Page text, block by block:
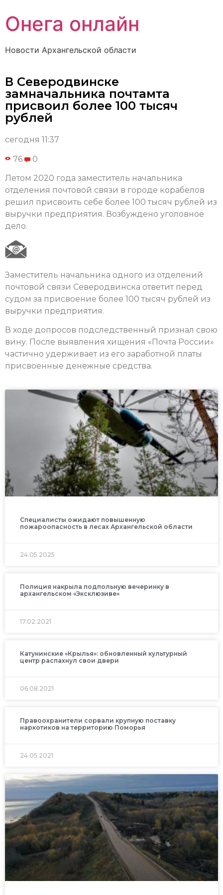
Онега онлайн
Новости Архангельской области
В Северодвинске
замначальника почтамта
присвоил более 100 тысяч
рублей
сегодня 11:37
76 0
Летом 2020 года заместитель начальника
отделения почтовой связи в городе корабелов
решил присвоить себе более 100 тысяч рублей из
выручки предприятия. Возбуждено уголовное
дело.
Заместитель начальника одного из отделений
почтовой связи Северодвинска ответит перед
судом за присвоение более 100 тысяч рублей из
выручки предприятия.
В ходе допросов подследственный признал свою
вину. После выявления хищения «Почта России»
частично удерживает из его заработной платы
присвоенные денежные средства.
Специалисты ожидают повышенную
пожароопасность в лесах Архангельской области
24.05.2025
Полиция накрыла подпольную вечеринку в
архангельском «Эксклюзиве»
17.02.2021
Катунинские «Крылья»: обновленный культурный
центр распахнул свои двери
06.08.2021
Правоохранители сорвали крупную поставку
наркотиков на территорию Поморья
24.05.2021